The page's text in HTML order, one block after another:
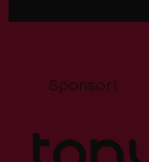
Sponsori